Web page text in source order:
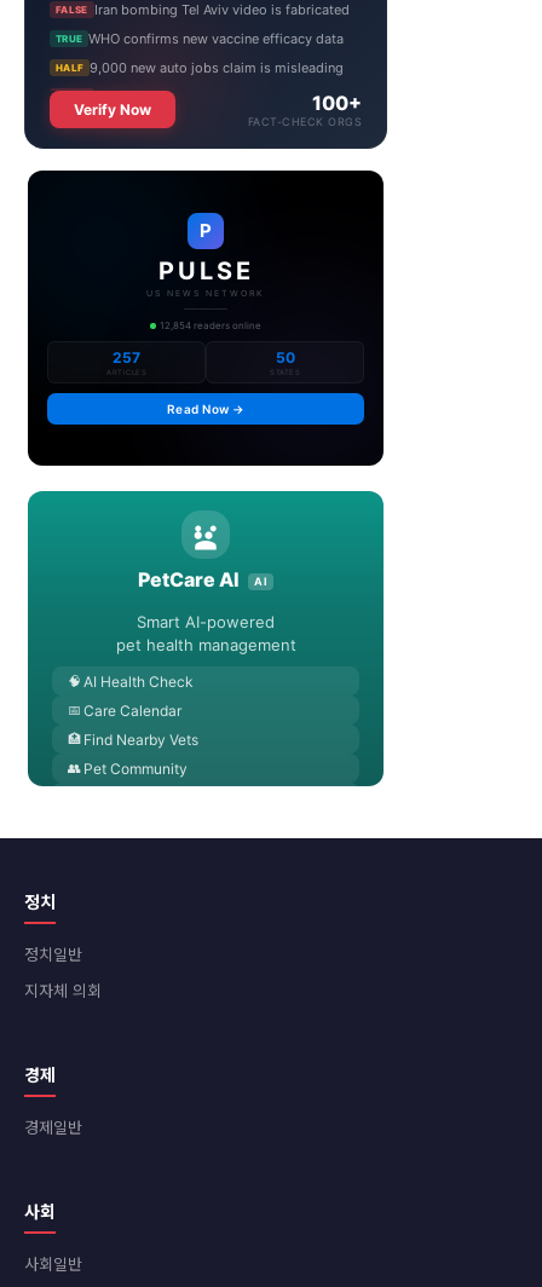
정치
정치일반
지자체 의회
경제
경제일반
사회
사회일반